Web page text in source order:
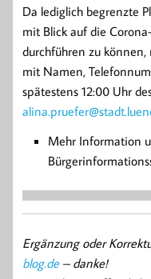
Da lediglich begrenzte
mit Blick auf die
durchführen zu
mit Namen,
spätestens 12:00 Uhr
Mehr Information
Ergänzung oder
blog.de– danke!